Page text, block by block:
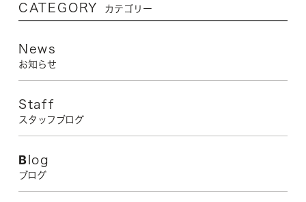
CATEGORY カテゴリー
News
お知らせ
Staff
スタッフブログ
Blog
ブログ